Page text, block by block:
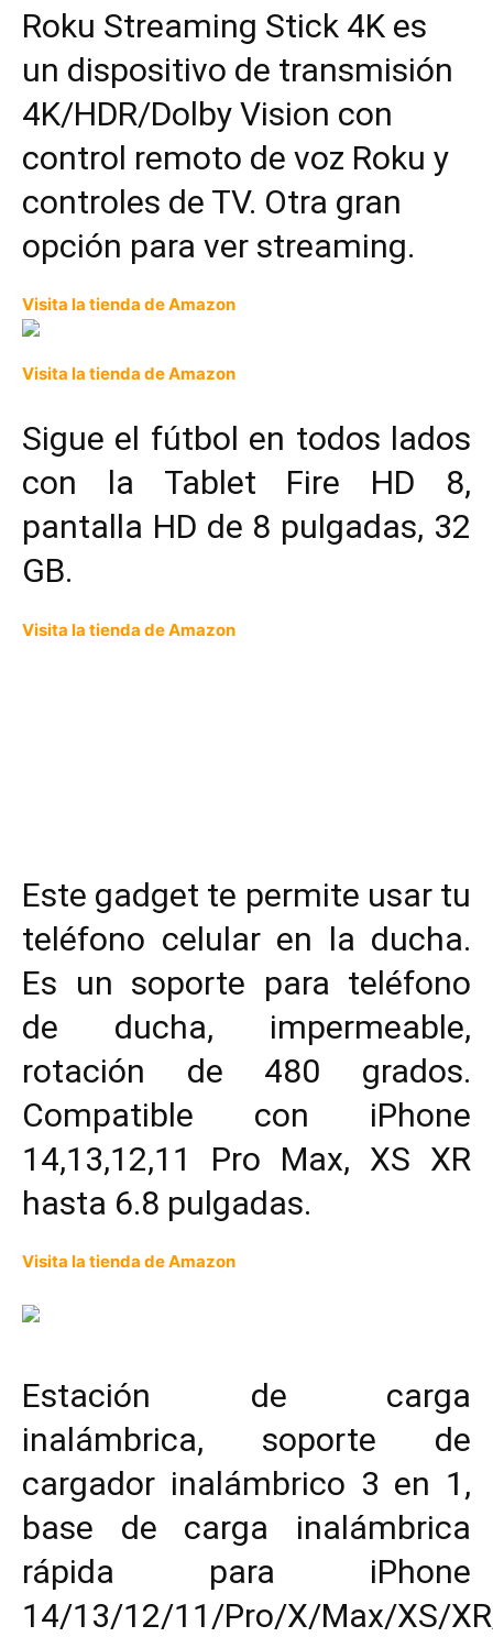
Roku Streaming Stick 4K es
un dispositivo de transmisión
4K/HDR/Dolby Vision con
control remoto de voz Roku y
controles de TV. Otra gran
opción para ver streaming.
Visita la tienda de Amazon
Visita la tienda de Amazon
Sigue el fútbol en todos lados
con la Tablet Fire HD 8,
pantalla HD de 8 pulgadas, 32
GB.
Visita la tienda de Amazon
Este gadget te permite usar tu
teléfono celular en la ducha.
Es un soporte para teléfono
de ducha, impermeable,
rotación de 480 grados.
Compatible con iPhone
14,13,12,11 Pro Max, XS XR
hasta 6.8 pulgadas.
Visita la tienda de Amazon
Estación de carga
inalámbrica, soporte de
cargador inalámbrico 3 en 1,
base de carga inalámbrica
rápida para iPhone
14/13/12/11/Pro/X/Max/XS/